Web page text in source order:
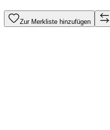
Zur Merkliste hinzufügen